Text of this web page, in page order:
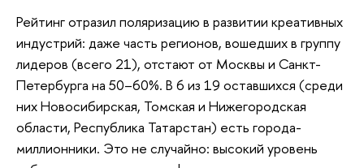
Рейтинг отразил поляризацию в развитии креативных
индустрий: даже часть регионов, вошедших в группу
лидеров (всего 21), отстают от Москвы и Санкт-
Петербурга на 50–60%. В 6 из 19 оставшихся (среди
них Новосибирская, Томская и Нижегородская
области, Республика Татарстан) есть города-
миллионники. Это не случайно: высокий уровень